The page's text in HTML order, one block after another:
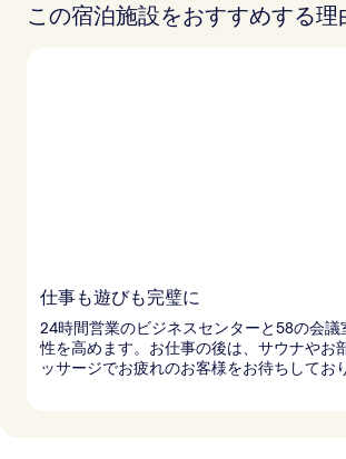
この宿泊施設をおすすめする理
仕事も遊びも完璧に
24時間営業のビジネスセンターと58の会議
性を高めます。お仕事の後は、サウナやお
ッサージでお疲れのお客様をお待ちしてお